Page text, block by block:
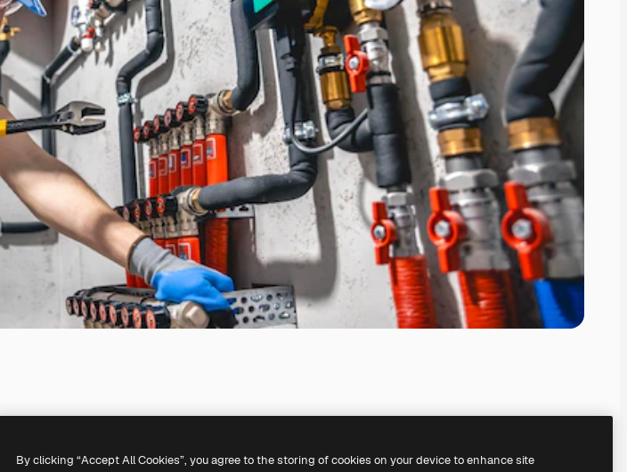
By clicking “Accept All Cookies”, you agree to the storing of cookies on your device to enhance site